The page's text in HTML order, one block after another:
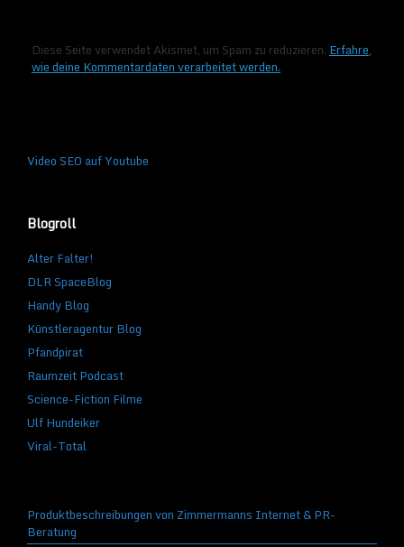
Diese Seite verwendet Akismet, um Spam zu reduzieren. Erfahre,
wie deine Kommentardaten verarbeitet werden..
Video SEO auf Youtube
Blogroll
Alter Falter!
DLR SpaceBlog
Handy Blog
Künstleragentur Blog
Pfandpirat
Raumzeit Podcast
Science-Fiction Filme
Ulf Hundeiker
Viral-Total
Produktbeschreibungen von Zimmermanns Internet & PR-
Beratung